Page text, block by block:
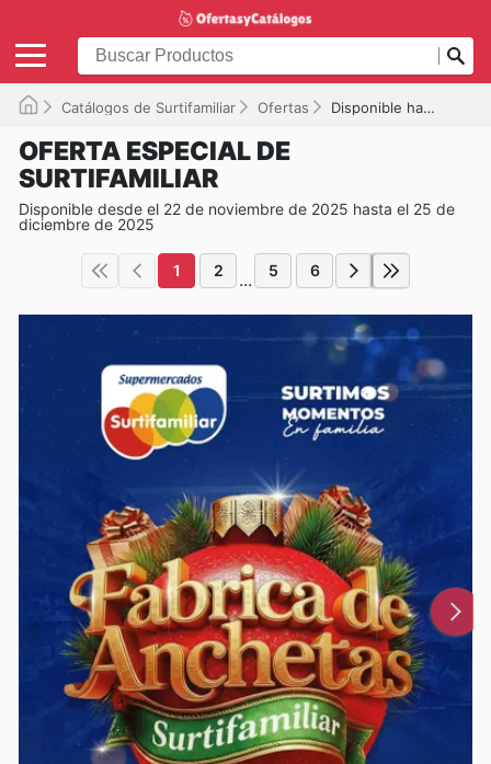
Catálogos de Surtifamiliar Ofertas Disponible hasta el 25/12/2025
OFERTA ESPECIAL DE
SURTIFAMILIAR
Disponible desde el 22 de noviembre de 2025 hasta el 25 de
diciembre de 2025
1 2 ... 5 6